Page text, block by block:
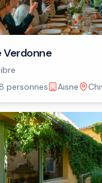
Verdonne
personnes
Aisne